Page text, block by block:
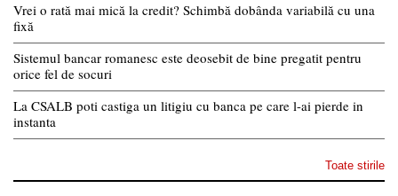
Vrei o rată mai mică la credit? Schimbă dobânda variabilă cu una
fixă
Sistemul bancar romanesc este deosebit de bine pregatit pentru
orice fel de socuri
La CSALB poti castiga un litigiu cu banca pe care l-ai pierde in
instanta
Toate stirile